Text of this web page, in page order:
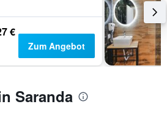
€
Zum Angebot
Saranda